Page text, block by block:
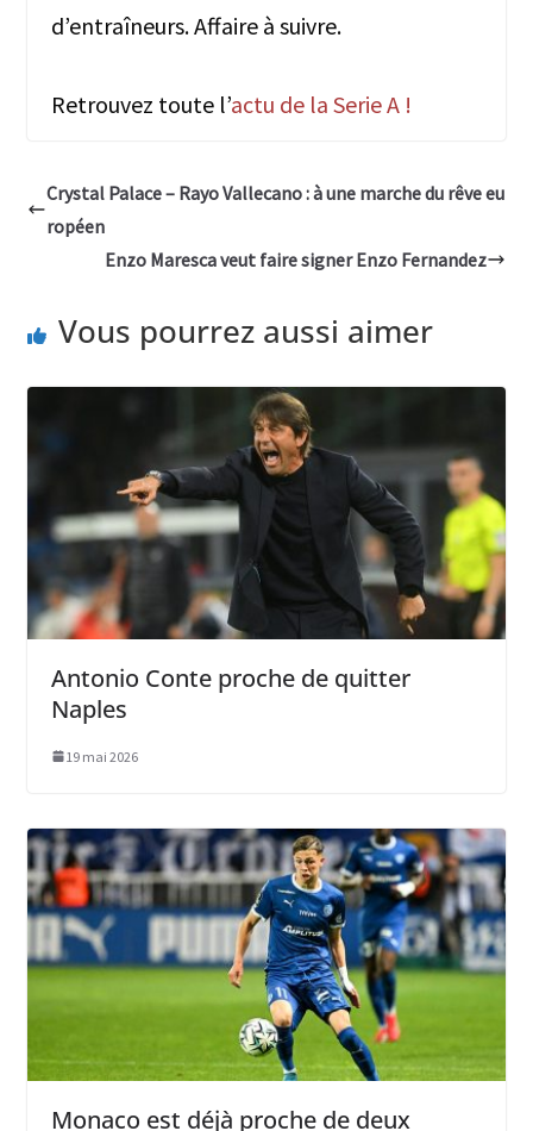
d’entraîneurs. Affaire à suivre.
Retrouvez toute l’actu de la Serie A !
Crystal Palace – Rayo Vallecano : à une marche du rêve eu
ropéen
Enzo Maresca veut faire signer Enzo Fernandez
Vous pourrez aussi aimer
Antonio Conte proche de quitter
Naples
19 mai 2026
Monaco est déjà proche de deux